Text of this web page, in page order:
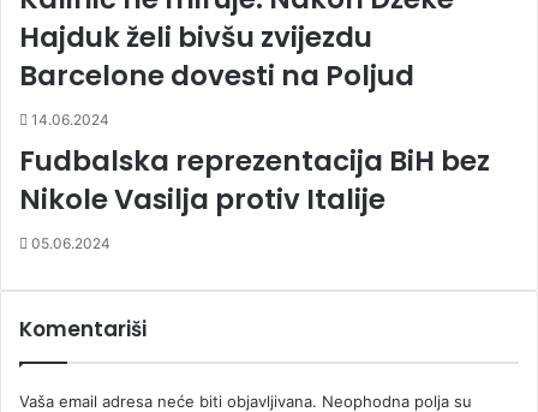
Hajduk želi bivšu zvijezdu
Barcelone dovesti na Poljud
14.06.2024
Fudbalska reprezentacija BiH bez
Nikole Vasilja protiv Italije
05.06.2024
Komentariši
Vaša email adresa neće biti objavljivana. Neophodna polja su